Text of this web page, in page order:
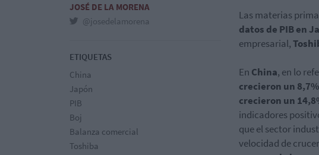
JOSÉ DE LA MORENA
@josedelamorena
ETIQUETAS
China
Japón
PIB
Boj
Balanza comercial
Toshiba
Las materias
datos de PIB en
empresarial,
En China, en lo
crecieron un
crecieron un
indicadores
que el sector
velocidad de